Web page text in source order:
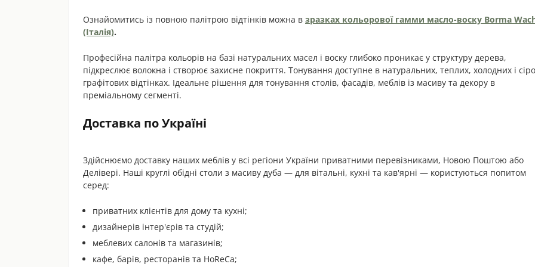
Ознайомитись із повною палітрою відтінків можна в зразках кольорової гамми масло-воску Borma
(Італія).
Професійна палітра кольорів на базі натуральних масел і воску глибоко проникає у структуру дерева,
підкреслює волокна і створює захисне покриття. Тонування доступне в натуральних, теплих, холодних і
графітових відтінках. Ідеальне рішення для тонування столів, фасадів, меблів із масиву та декору в
преміальному сегменті.
Доставка по Україні
Здійснюємо доставку наших меблів у всі регіони України приватними перевізниками, Новою Поштою або
Делівері. Наші круглі обідні столи з масиву дуба — для вітальні, кухні та кав'ярні — користуються попитом
серед:
приватних клієнтів для дому та кухні;
дизайнерів інтер'єрів та студій;
меблевих салонів та магазинів;
кафе, барів, ресторанів та HoReCa;